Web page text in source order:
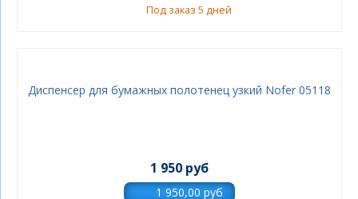
Под заказ 5 дней
Диспенсер для бумажных полотенец узкий Nofer 05118
1 950 руб